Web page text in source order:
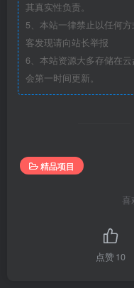
其真实性负责。
5、本站一律禁止以任何
客发现请向站长举报
6、本站资源大多存储在
会第一时间更新。
精品项目
喜
点赞10